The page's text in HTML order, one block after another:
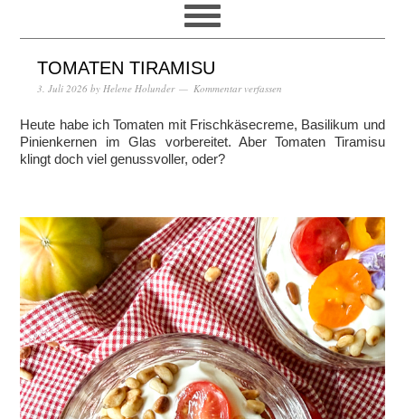
TOMATEN TIRAMISU
3. Juli 2026 by Helene Holunder Kommentar verfassen
Heute habe ich Tomaten mit Frischkäsecreme, Basilikum und
Pinienkernen im Glas vorbereitet. Aber Tomaten Tiramisu
klingt doch viel genussvoller, oder?